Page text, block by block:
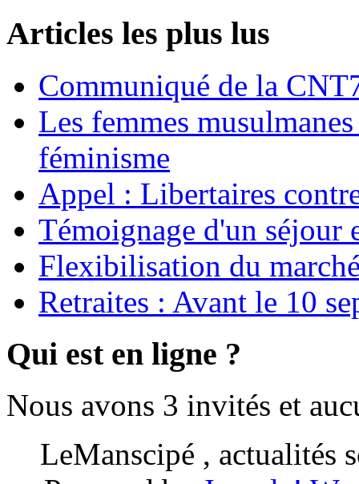
Articles les plus lus
Communiqué de la
Les femmes
féminisme
Appel : Libertaires
Témoignage d'un séjour
Flexibilisation du
Retraites : Avant le 10
Qui est en ligne ?
Nous avons 3 invités et
LeManscipé , actualités